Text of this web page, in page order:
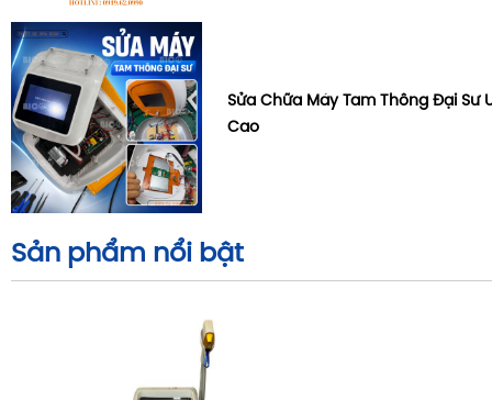
Sửa Chữa Máy Tam Thông Đại Sư
Cao
Sản phẩm nổi bật